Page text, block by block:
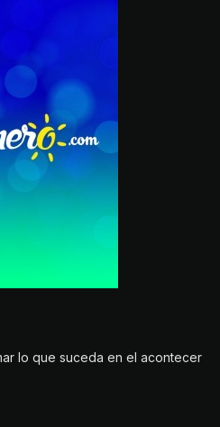
lo que suceda en el acontecer